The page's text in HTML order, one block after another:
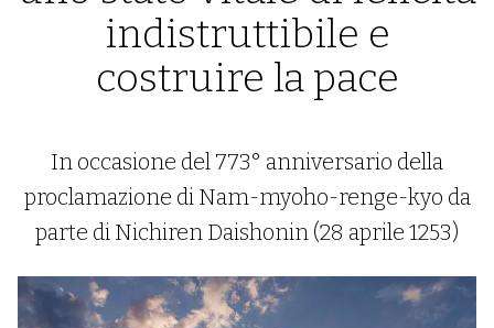
indistruttibile e
costruire la pace
In occasione del 773° anniversario della
proclamazione di Nam-myoho-renge-kyo da
parte di Nichiren Daishonin (28 aprile 1253)